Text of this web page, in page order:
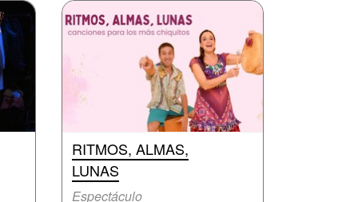
RITMOS, ALMAS,
LUNAS
Espectáculo